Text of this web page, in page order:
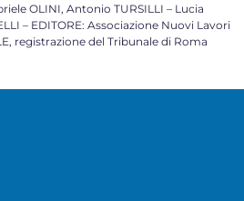
OLINI, Antonio TURSILLI – Lucia
– EDITORE: Associazione Nuovi Lavori
registrazione del Tribunale di Roma